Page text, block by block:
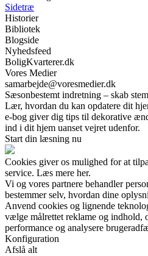
Sidetræ
Historier
Bibliotek
Blogside
Nyhedsfeed
BoligKvarterer.dk
Vores Medier
samarbejde@voresmedier.dk
Sæsonbestemt indretning – skab
Lær, hvordan du kan opdatere dit
e-bog giver dig tips til dekorative
ind i dit hjem uanset vejret udenfor.
Start din læsning nu
Cookies giver os mulighed for at
service. Læs mere her.
Vi og vores partnere behandler
bestemmer selv, hvordan dine
Anvend cookies og lignende
vælge målrettet reklame og indhold,
performance og analysere
Konfiguration
Afslå alt